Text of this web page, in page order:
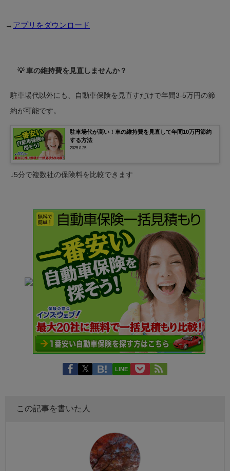
→ アプリをダウンロード
💡 車の維持費を見直しませんか？
駐車場代以外にも、自動車保険を見直すだけで年間3-5万円の節
約が可能です。
駐車場代が高い！車の維持費を見直して年間10万円節約
する方法
2025.8.25
↓5分で複数社の保険料を比較できます
LINE
この記事を書いた人